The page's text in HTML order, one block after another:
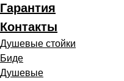
Гарантия
Контакты
Душевые стойки
Биде
Душевые